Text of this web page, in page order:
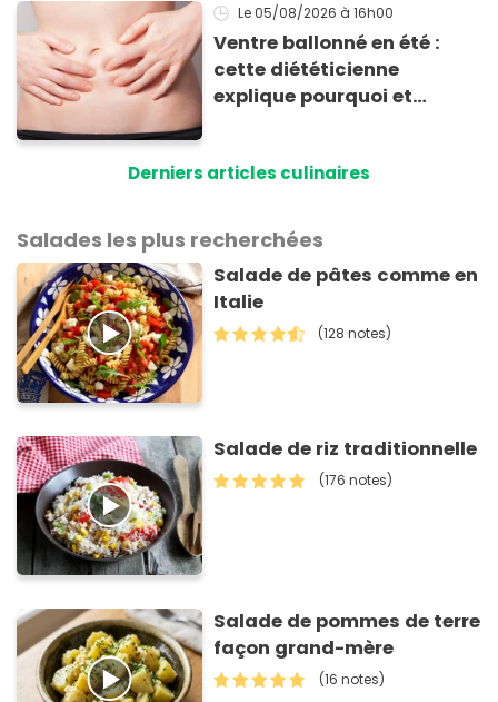
Le 05/08/2026 à 16h00
Ventre ballonné en été :
cette diététicienne
explique pourquoi et
Derniers articles culinaires
Salades les plus recherchées
Salade de pâtes comme en
Italie
(128 notes)
Salade de riz traditionnelle
(176 notes)
Salade de pommes de terre
façon grand-mère
(16 notes)